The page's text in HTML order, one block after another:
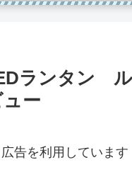
ランタン ル
ー
告を利用しています